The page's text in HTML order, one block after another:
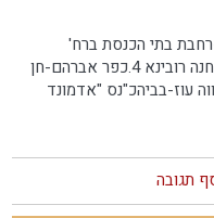
2.כפר גנים-רחבת בתי הכנסת ברח'
מוסטבוי 3.הדר גנים-רח' מנחם בגין פינת חנה רובינא 4.כפר אברהם-חן
5.גני הדר- סוף רחוב מנחם בגין 6.נווה עוז-בביהכ"נס "אדמונד
תגובה